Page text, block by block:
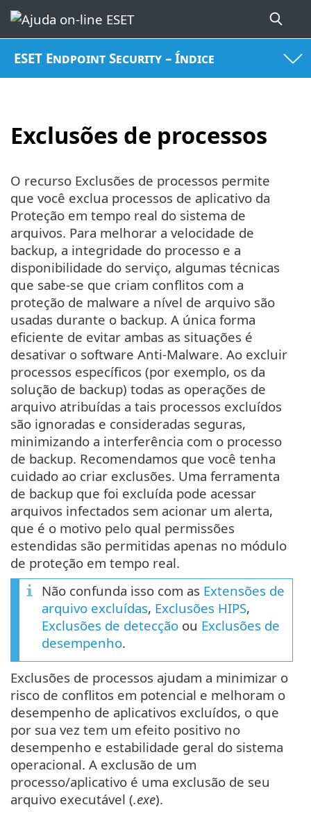
ESET Endpoint Security – Índice
Exclusões de processos
O recurso Exclusões de processos permite
que você exclua processos de aplicativo da
Proteção em tempo real do sistema de
arquivos. Para melhorar a velocidade de
backup, a integridade do processo e a
disponibilidade do serviço, algumas técnicas
que sabe-se que criam conflitos com a
proteção de malware a nível de arquivo são
usadas durante o backup. A única forma
eficiente de evitar ambas as situações é
desativar o software Anti-Malware. Ao excluir
processos específicos (por exemplo, os da
solução de backup) todas as operações de
arquivo atribuídas a tais processos excluídos
são ignoradas e consideradas seguras,
minimizando a interferência com o processo
de backup. Recomendamos que você tenha
cuidado ao criar exclusões. Uma ferramenta
de backup que foi excluída pode acessar
arquivos infectados sem acionar um alerta,
que é o motivo pelo qual permissões
estendidas são permitidas apenas no módulo
de proteção em tempo real.
Não confunda isso com as Extensões de
arquivo excluídas, Exclusões HIPS,
Exclusões de detecção ou Exclusões de
desempenho.
Exclusões de processos ajudam a minimizar o
risco de conflitos em potencial e melhoram o
desempenho de aplicativos excluídos, o que
por sua vez tem um efeito positivo no
desempenho e estabilidade geral do sistema
operacional. A exclusão de um
processo/aplicativo é uma exclusão de seu
arquivo executável (.exe).